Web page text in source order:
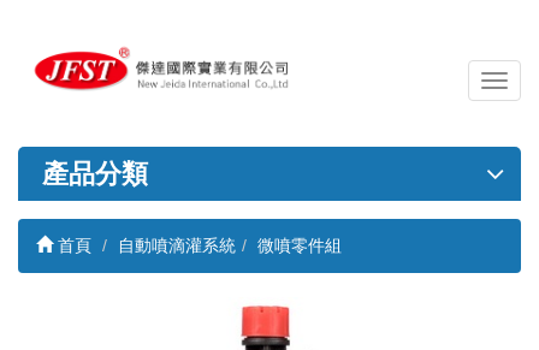
導
覽
關
產品分類
首頁 自動噴滴灌系統 微噴零件組